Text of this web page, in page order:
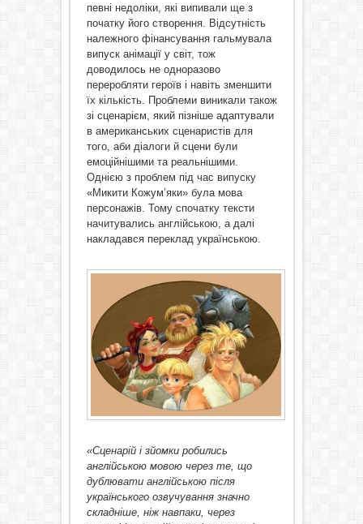
певні недоліки, які випивали ще з
початку його створення. Відсутність
належного фінансування гальмувала
випуск анімації у світ, тож
доводилось не одноразово
переробляти героїв і навіть зменшити
їх кількість. Проблеми виникали також
зі сценарієм, який пізніше адаптували
в американських сценаристів для
того, аби діалоги й сцени були
емоційнішими та реальнішими.
Однією з проблем під час випуску
«Микити Кожум’яки» була мова
персонажів. Тому спочатку тексти
начитувались англійською, а далі
накладався переклад українською.
«Сценарій і зйомки робились
англійською мовою через те, що
дублювати англійською після
українського озвучування значно
складніше, ніж навпаки, через